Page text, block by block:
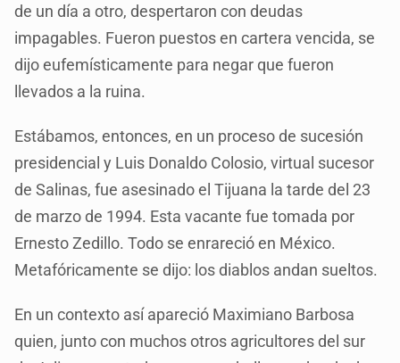
de un día a otro, despertaron con deudas
impagables. Fueron puestos en cartera vencida, se
dijo eufemísticamente para negar que fueron
llevados a la ruina.
Estábamos, entonces, en un proceso de sucesión
presidencial y Luis Donaldo Colosio, virtual sucesor
de Salinas, fue asesinado el Tijuana la tarde del 23
de marzo de 1994. Esta vacante fue tomada por
Ernesto Zedillo. Todo se enrareció en México.
Metafóricamente se dijo: los diablos andan sueltos.
En un contexto así apareció Maximiano Barbosa
quien, junto con muchos otros agricultores del sur